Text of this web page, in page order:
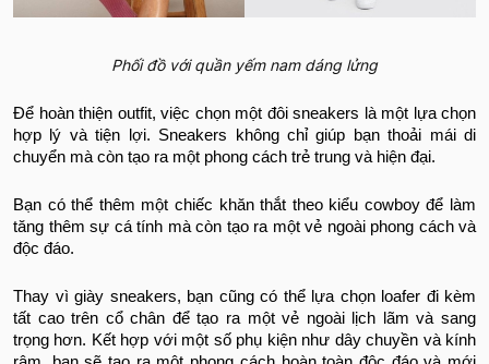
Phối đồ với quần yếm nam dáng lửng
Để hoàn thiện outfit, việc chọn một đôi sneakers là một lựa chọn
hợp lý và tiện lợi. Sneakers không chỉ giúp bạn thoải mái di
chuyển mà còn tạo ra một phong cách trẻ trung và hiện đại.
Bạn có thể thêm một chiếc khăn thắt theo kiểu cowboy để làm
tăng thêm sự cá tính mà còn tạo ra một vẻ ngoài phong cách và
độc đáo.
Thay vì giày sneakers, bạn cũng có thể lựa chọn loafer đi kèm
tất cao trên cổ chân để tạo ra một vẻ ngoài lịch lãm và sang
trọng hơn. Kết hợp với một số phụ kiện như dây chuyền và kính